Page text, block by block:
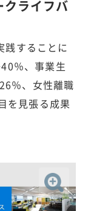
クライフバ
することに
％、事業生
％、女性離職
を見張る成果